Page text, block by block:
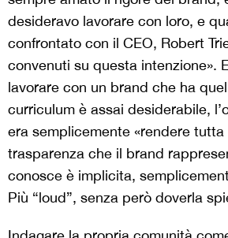
desideravo lavorare con loro, e
confrontato con il CEO, Robert
convenuti su questa intenzione».
lavorare con un brand che ha
curriculum è assai desiderabile,
era semplicemente «rendere tutta
trasparenza che il brand
conosce è implicita,
Più “loud”, senza però doverla